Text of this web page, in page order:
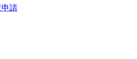
請